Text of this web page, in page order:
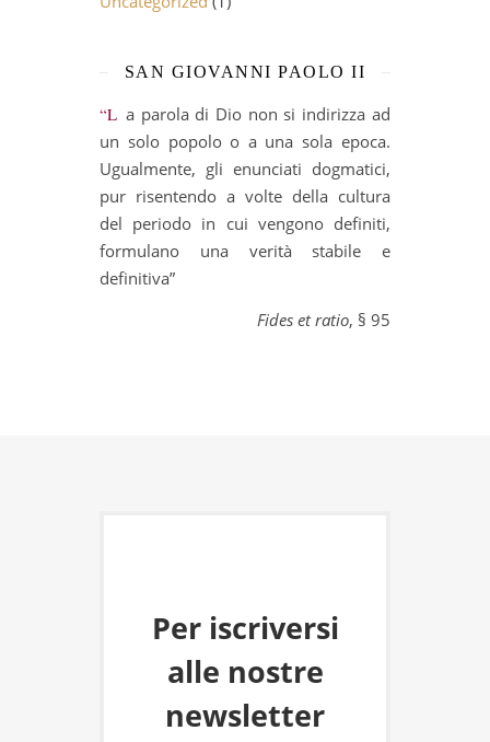
SAN GIOVANNI PAOLO II
“La parola di Dio non si indirizza ad
un solo popolo o a una sola epoca.
Ugualmente, gli enunciati dogmatici,
pur risentendo a volte della cultura
del periodo in cui vengono definiti,
formulano una verità stabile e
definitiva”
Fides et ratio, § 95
Per iscriversi
alle nostre
newsletter